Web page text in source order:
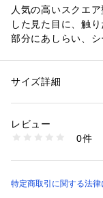
人気の高いスクエ
した見た目に、触
部分にあしらい、シ
もお持ち頂ける
性別：レディース
素材：合成皮革　ポリ
商品番号：
51391953004 （ショ
サイズ詳細
レビュー
0件
特定商取引に関する法律